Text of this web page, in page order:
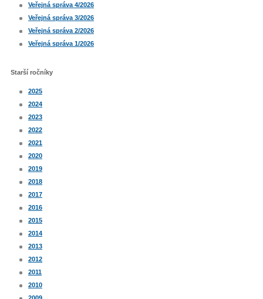
Veřejná správa 4/2026
Veřejná správa 3/2026
Veřejná správa 2/2026
Veřejná správa 1/2026
Starší ročníky
2025
2024
2023
2022
2021
2020
2019
2018
2017
2016
2015
2014
2013
2012
2011
2010
2009